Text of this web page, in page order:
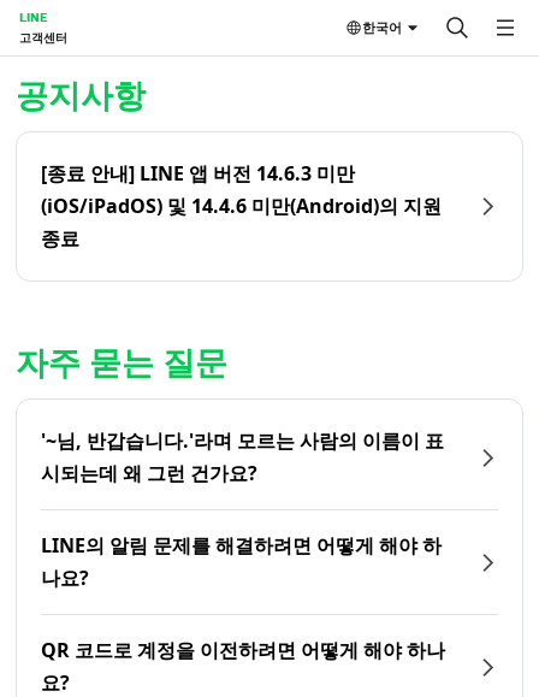
LINE
고객센터
한국어
공지사항
[종료 안내] LINE 앱 버전 14.6.3 미만
(iOS/iPadOS) 및 14.4.6 미만(Android)의 지원
종료
자주 묻는 질문
'~님, 반갑습니다.'라며 모르는 사람의 이름이 표
시되는데 왜 그런 건가요?
LINE의 알림 문제를 해결하려면 어떻게 해야 하
나요?
QR 코드로 계정을 이전하려면 어떻게 해야 하나
요?